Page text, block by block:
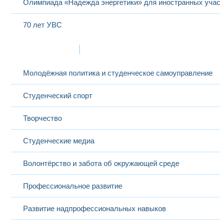
Олимпиада «Надежда энергетики» для иностранных
70 лет УВС
Молодёжная политика и студенческое самоуправление
Студенческий спорт
Творчество
Студенческие медиа
Волонтёрство и забота об окружающей среде
Профессиональное развитие
Развитие надпрофессиональных навыков